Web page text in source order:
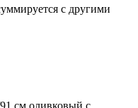
с другими
см оливковый с